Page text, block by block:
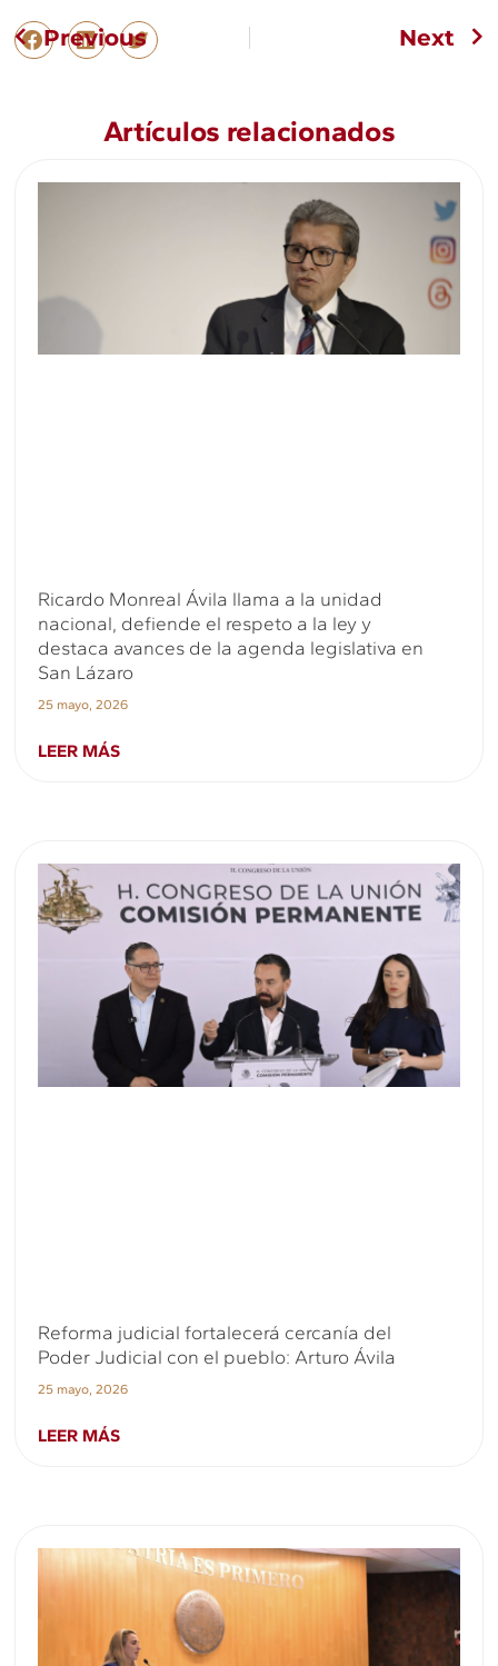
Previous Next
Artículos relacionados
Ricardo Monreal Ávila llama a la unidad
nacional, defiende el respeto a la ley y
destaca avances de la agenda legislativa en
San Lázaro
25 mayo, 2026
LEER MÁS
Reforma judicial fortalecerá cercanía del
Poder Judicial con el pueblo: Arturo Ávila
25 mayo, 2026
LEER MÁS